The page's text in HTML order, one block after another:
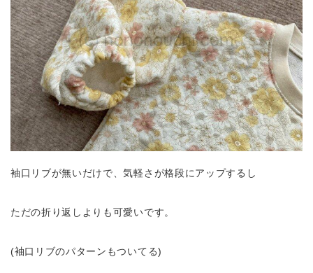
袖口リブが無いだけで、気軽さが格段にアップするし
ただの折り返しよりも可愛いです。
(袖口リブのパターンもついてる)